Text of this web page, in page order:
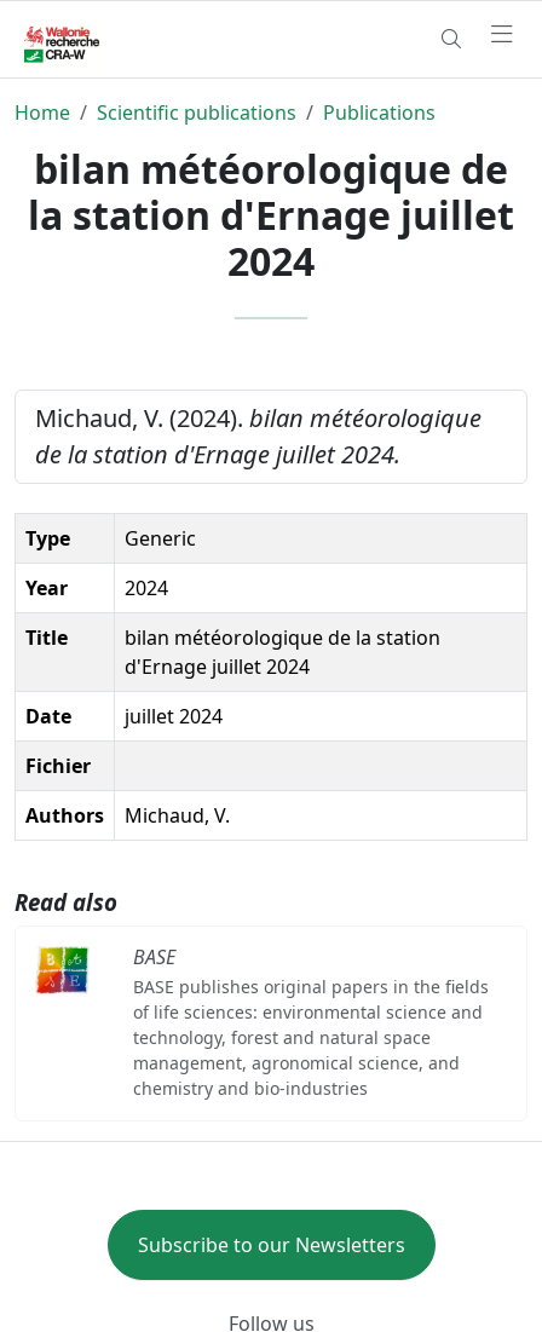
Home Scientific publications Publications
bilan météorologique de
la station d'Ernage juillet
2024
Michaud, V. (2024). bilan météorologique
de la station d'Ernage juillet 2024.
Type
Generic
Year
2024
Title
bilan météorologique de la station
d'Ernage juillet 2024
Date
juillet 2024
Fichier
Authors
Michaud, V.
Read also
BASE
BASE publishes original papers in the fields
of life sciences: environmental science and
technology, forest and natural space
management, agronomical science, and
chemistry and bio-industries
Subscribe to our Newsletters
Follow us